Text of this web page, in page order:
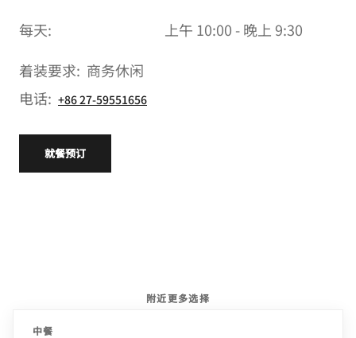
每天:
上午 10:00 - 晚上 9:30
着装要求: 商务休闲
电话: +86 27-59551656
就餐预订
附近更多选择
中餐